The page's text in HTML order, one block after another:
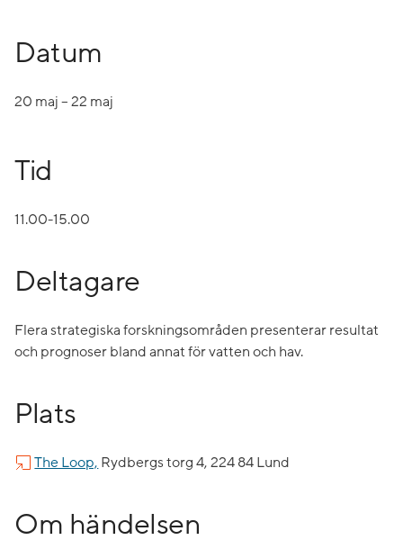
Datum
20 maj – 22 maj
Tid
11.00-15.00
Deltagare
Flera strategiska forskningsområden presenterar resultat
och prognoser bland annat för vatten och hav.
Plats
The Loop, Rydbergs torg 4, 224 84 Lund
Om händelsen